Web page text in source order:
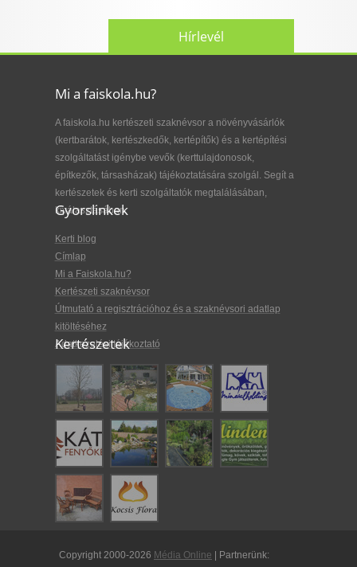
Hírlevél
Mi a faiskola.hu?
A faiskola.hu kertészeti szaknévsor a növényvásárlók
(kertbarátok, kertészkedők, kertépítők) és a kertépítési
szolgáltatást igénybe vevők (kerttulajdonosok,
építkezők, társasházak) tájékoztatására szolgál. Segít a
kertészetek és kerti szolgáltatók megtalálásában,
kiválasztásában.
Gyorslinkek
Kerti blog
Címlap
Mi a Faiskola.hu?
Kertészeti szaknévsor
Útmutató a regisztrációhoz és a szaknévsori adatlap
kitöltéséhez
Adatkezelési tájékoztató
Kertészetek
Copyright 2000-2026 Média Online | Partnerünk: